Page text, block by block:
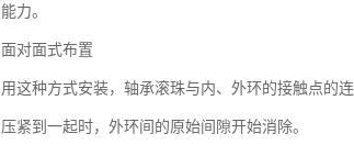
能力。
面对面式布置
用这种方式安装，轴承滚珠与内、外环的接触点的
压紧到一起时，外环间的原始间隙开始消除。